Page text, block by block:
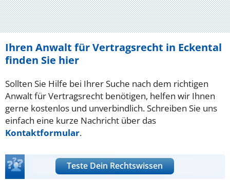
Ihren Anwalt für Vertragsrecht in Eckental
finden Sie hier
Sollten Sie Hilfe bei Ihrer Suche nach dem richtigen
Anwalt für Vertragsrecht benötigen, helfen wir Ihnen
gerne kostenlos und unverbindlich. Schreiben Sie uns
einfach eine kurze Nachricht über das
Kontaktformular.
Teste Dein Rechtswissen